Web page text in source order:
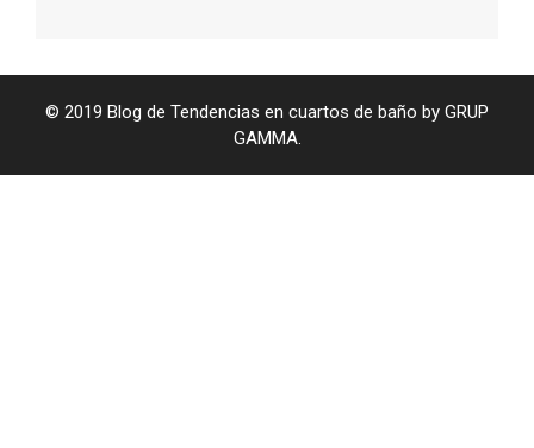
© 2019 Blog de Tendencias en cuartos de baño by GRUP
GAMMA.